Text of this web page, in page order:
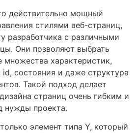
действительно мощный
стилями веб-страниц,
разработчика с различными
Они позволяют выбрать
множества характеристик,
id, состояния и даже структура
Такой подход делает
страниц очень гибким и
нужды проекта.
элемент типа Y, который